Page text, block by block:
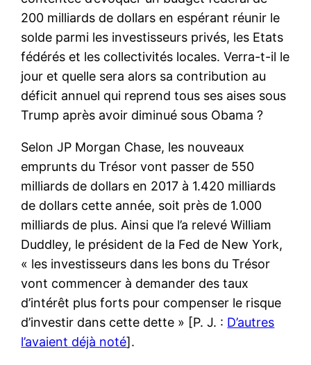
200 milliards de dollars en espérant réunir le
solde parmi les investisseurs privés, les Etats
fédérés et les collectivités locales. Verra-t-il le
jour et quelle sera alors sa contribution au
déficit annuel qui reprend tous ses aises sous
Trump après avoir diminué sous Obama ?
Selon JP Morgan Chase, les nouveaux
emprunts du Trésor vont passer de 550
milliards de dollars en 2017 à 1.420 milliards
de dollars cette année, soit près de 1.000
milliards de plus. Ainsi que l’a relevé William
Duddley, le président de la Fed de New York,
« les investisseurs dans les bons du Trésor
vont commencer à demander des taux
d’intérêt plus forts pour compenser le risque
d’investir dans cette dette » [P. J. : D’autres
l’avaient déjà noté].